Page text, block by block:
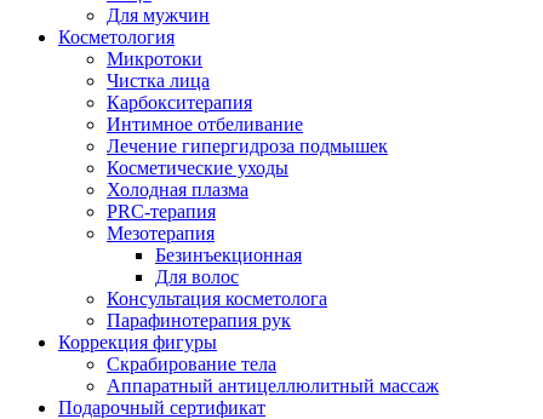
Для мужчин
Косметология
Микротоки
Чистка лица
Карбокситерапия
Интимное отбеливание
Лечение гипергидроза подмышек
Косметические уходы
Холодная плазма
PRC-терапия
Мезотерапия
Безинъекционная
Для волос
Консультация косметолога
Парафинотерапия рук
Коррекция фигуры
Скрабирование тела
Аппаратный антицеллюлитный массаж
Подарочный сертификат